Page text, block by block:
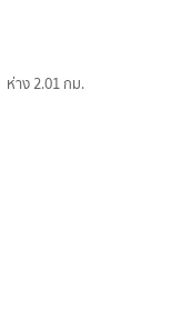
ห่าง 2.01 กม.